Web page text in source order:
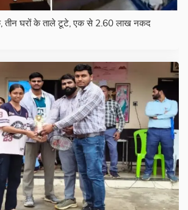
तीन घरों के ताले टूटे, एक से 2.60 लाख नकद